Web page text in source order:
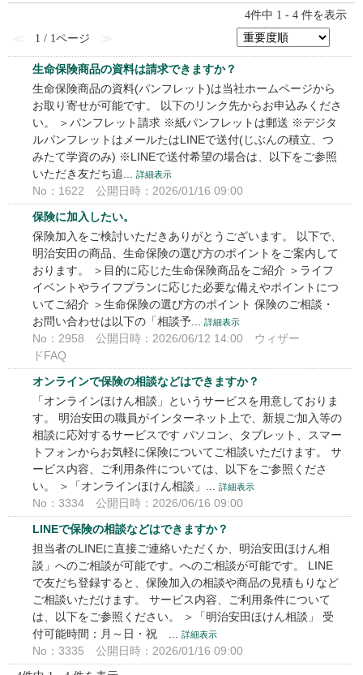
4件中 1 - 4 件を表示
≪
1 / 1ページ ≫
生命保険商品の資料は請求できますか？
生命保険商品の資料(パンフレット)は当社ホームページから
お取り寄せが可能です。 以下のリンク先からお申込みくださ
い。 ＞パンフレット請求 ※紙パンフレットは郵送 ※デジタ
ルパンフレットはメールたはLINEで送付(じぶんの積立、つ
みたて学資のみ) ※LINEで送付希望の場合は、以下をご参照
いただき友だち追...
詳細表示
No：1622
公開日時：2026/01/16 09:00
保険に加入したい。
保険加入をご検討いただきありがとうございます。 以下で、
明治安田の商品、生命保険の選び方のポイントをご案内して
おります。 ＞目的に応じた生命保険商品をご紹介 ＞ライフ
イベントやライフプランに応じた必要な備えやポイントにつ
いてご紹介 ＞生命保険の選び方のポイント 保険のご相談・
お問い合わせは以下の「相談予...
詳細表示
No：2958 公開日時：2026/06/12 14:00
ウィザー
ドFAQ
オンラインで保険の相談などはできますか？
「オンラインほけん相談」というサービスを用意しておりま
す。 明治安田の職員がインターネット上で、新規ご加入等の
相談に応対するサービスです パソコン、タブレット、スマー
トフォンからお気軽に保険についてご相談いただけます。 サ
ービス内容、ご利用条件については、以下をご参照くださ
い。 ＞「オンラインほけん相談」...
詳細表示
No：3334
公開日時：2026/06/16 09:00
LINEで保険の相談などはできますか？
担当者のLINEに直接ご連絡いただくか、明治安田ほけん相
談」へのご相談が可能です。へのご相談が可能です。 LINE
で友だち登録すると、保険加入の相談や商品の見積もりなど
ご相談いただけます。 サービス内容、ご利用条件について
は、以下をご参照ください。 ＞「明治安田ほけん相談」 受
付可能時間：月～日・祝 ...
詳細表示
No：3335 公開日時：2026/01/16 09:00